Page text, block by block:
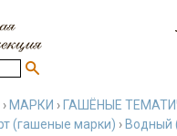
› МАРКИ › ГАШЁНЫЕ
(гашеные марки) › Водный